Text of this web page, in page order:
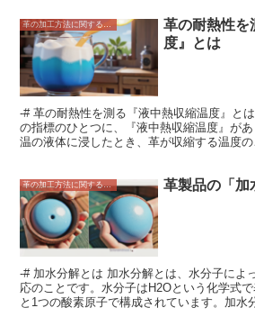
革の耐熱性を
度』とは
-# 革の耐熱性を測る『液中熱収縮温度』とは 革の耐熱性を測るた
の指標のひとつに、『液中熱収縮温度』が
温の液体に浸したとき、革が収縮する温度のことで
温の液体に浸されると、コラーゲン繊維が変
す。 液中熱収縮温度は、革の耐熱性を評価する上で重要な指標で
す。この温度が低い革は、高温に弱く、すぐ
逆に、この温度が高い革は、高温に強く、収
す。 革の液中熱収縮温度は、革の種類やなめし方法によって異なり
ます。一般的に、牛革は豚革や山羊革よりも
向にあります。また、クロムなめしの革は、
も液中熱収縮温度が高い傾向にあります。 液中熱収縮温度は、革製
品の品質を評価する上で重要な指標です。こ
革の加工方法に関すること 革製品の「加
-# 加水分解とは 加水分解とは、水分子によって物質が分解される反
応のことです。水分子はH2Oという化学式
と1つの酸素原子で構成されています。加水